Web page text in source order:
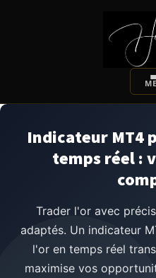
Indicateur MT4
temps réel :
Trader l'or avec
adaptés. Un indicateur
l'or en temps réel
maximise vos